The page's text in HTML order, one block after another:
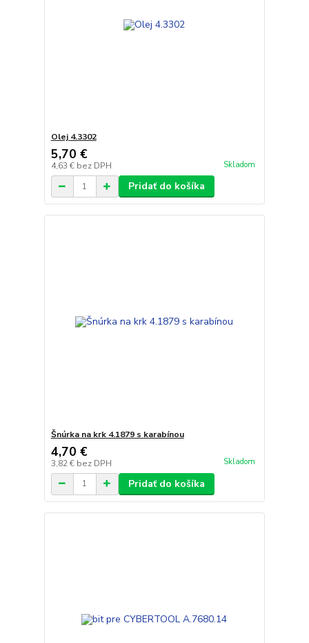
Olej 4.3302
5,70 €
4,63 € bez DPH Skladom
Pridať do košíka
Šnúrka na krk 4.1879 s karabínou
4,70 €
3,82 € bez DPH Skladom
Pridať do košíka